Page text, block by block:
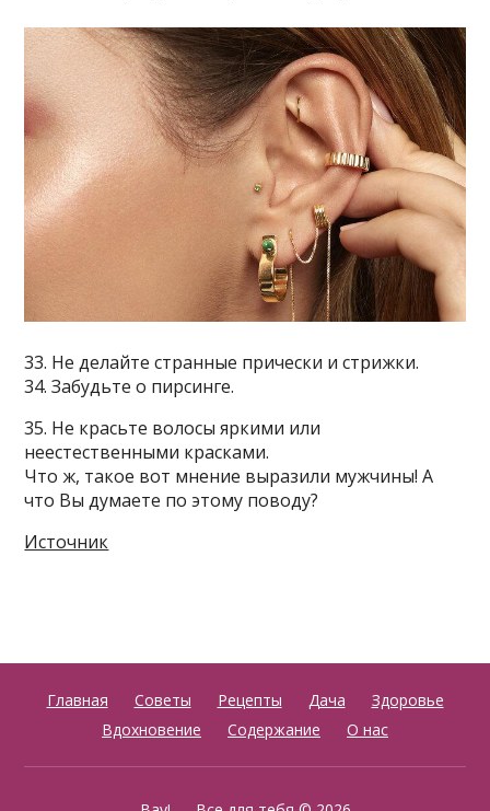
33. Не делайте странные прически и стрижки.
34. Забудьте о пирсинге.
35. Не красьте волосы яркими или
неестественными красками.
Что ж, такое вот мнение выразили мужчины! А
что Вы думаете по этому поводу?
Источник
Главная Советы Рецепты Дача
Здоровье
Вдохновение
Содержание О нас